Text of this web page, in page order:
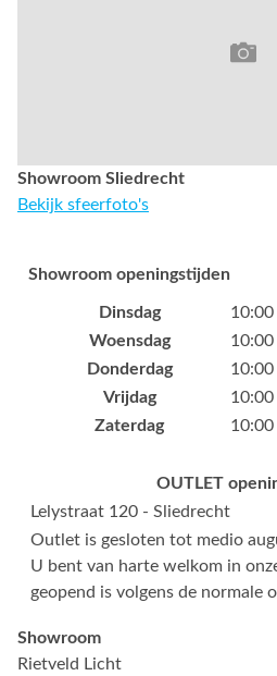
Showroom Sliedrecht
Bekijk sfeerfoto's
Showroom openingstijden
Dinsdag
Woensdag
Donderdag
Vrijdag
Zaterdag
OUTLET
Lelystraat 120 - Sliedrecht
Outlet is gesloten tot medio
U bent van harte welkom in
geopend is volgens de normale
Showroom
Rietveld Licht